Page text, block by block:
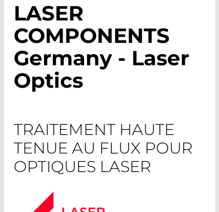
LASER
COMPONENTS
Germany - Laser
Optics
TRAITEMENT HAUTE
TENUE AU FLUX POUR
OPTIQUES LASER